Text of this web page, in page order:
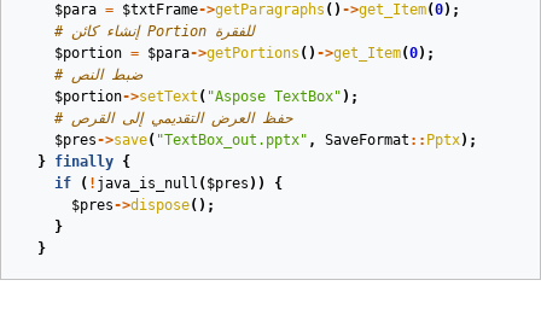
$para = $txtFrame->getParagraphs () ->get_Item(0);
# إنشاء كائن Portion للفقرة
$portion = $para->getPortions () ->get_Item(0);
# ضبط النص
$portion->setText ( "Aspose TextBox" );
# حفظ العرض التقديمي إلى القرص
$pres->save( "TextBox_out.pptx" , SaveFormat :: Pptx);
} finally {
if
( ! java_is_null ( $pres ))
{
$pres->dispose();
}
}